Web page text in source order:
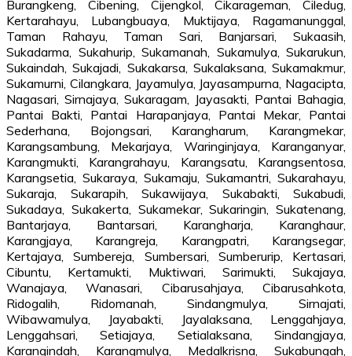
Burangkeng, Cibening, Cijengkol, Cikarageman, Ciledug,
Kertarahayu, Lubangbuaya, Muktijaya, Ragamanunggal,
Taman Rahayu, Taman Sari, Banjarsari, Sukaasih,
Sukadarma, Sukahurip, Sukamanah, Sukamulya, Sukarukun,
Sukaindah, Sukajadi, Sukakarsa, Sukalaksana, Sukamakmur,
Sukamurni, Cilangkara, Jayamulya, Jayasampurna, Nagacipta,
Nagasari, Sirnajaya, Sukaragam, Jayasakti, Pantai Bahagia,
Pantai Bakti, Pantai Harapanjaya, Pantai Mekar, Pantai
Sederhana, Bojongsari, Karangharum, Karangmekar,
Karangsambung, Mekarjaya, Waringinjaya, Karanganyar,
Karangmukti, Karangrahayu, Karangsatu, Karangsentosa,
Karangsetia, Sukaraya, Sukamaju, Sukamantri, Sukarahayu,
Sukaraja, Sukarapih, Sukawijaya, Sukabakti, Sukabudi,
Sukadaya, Sukakerta, Sukamekar, Sukaringin, Sukatenang,
Bantarjaya, Bantarsari, Karangharja, Karanghaur,
Karangjaya, Karangreja, Karangpatri, Karangsegar,
Kertajaya, Sumbereja, Sumbersari, Sumberurip, Kertasari,
Cibuntu, Kertamukti, Muktiwari, Sarimukti, Sukajaya,
Wanajaya, Wanasari, Cibarusahjaya, Cibarusahkota,
Ridogalih, Ridomanah, Sindangmulya, Sirnajati,
Wibawamulya, Jayabakti, Jayalaksana, Lenggahjaya,
Lenggahsari, Setiajaya, Setialaksana, Sindangjaya,
Karangindah, Karangmulya, Medalkrisna, Sukabungah,